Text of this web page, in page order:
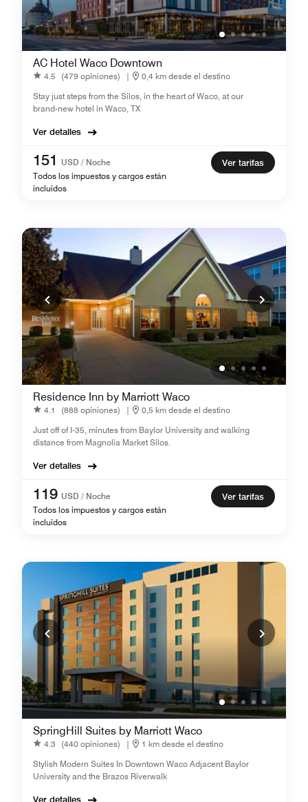
AC Hotel Waco Downtown
4.5 (479 opiniones) |
0,4 km desde el destino
Stay just steps from the Silos, in the heart of Waco, at our
brand-new hotel in Waco, TX
Ver detalles
151
USD / Noche
Todos los impuestos y cargos están
incluidos
Ver tarifas
Residence Inn by Marriott Waco
4.1 (888 opiniones) |
0,5 km desde el destino
Just off of I-35, minutes from Baylor University and walking
distance from Magnolia Market Silos.
Ver detalles
119 USD / Noche
Todos los impuestos y cargos están
incluidos
Ver tarifas
SpringHill Suites by Marriott Waco
4.3 (440 opiniones) |
1 km desde el destino
Stylish Modern Suites In Downtown Waco Adjacent Baylor
University and the Brazos Riverwalk
Ver detalles